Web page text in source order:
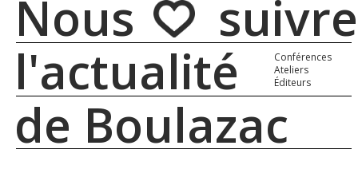
Nous suivre
l'actualité
de Boulazac
Conférences
Ateliers
Éditeurs